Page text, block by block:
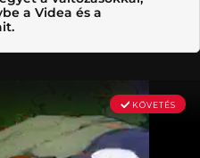
a Videa és a